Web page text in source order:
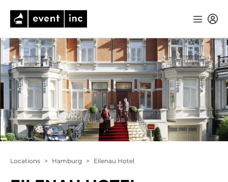
Locations > Hamburg > Eilenau Hotel